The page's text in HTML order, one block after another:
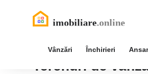
Vânzări Închirieri
Terenuri de